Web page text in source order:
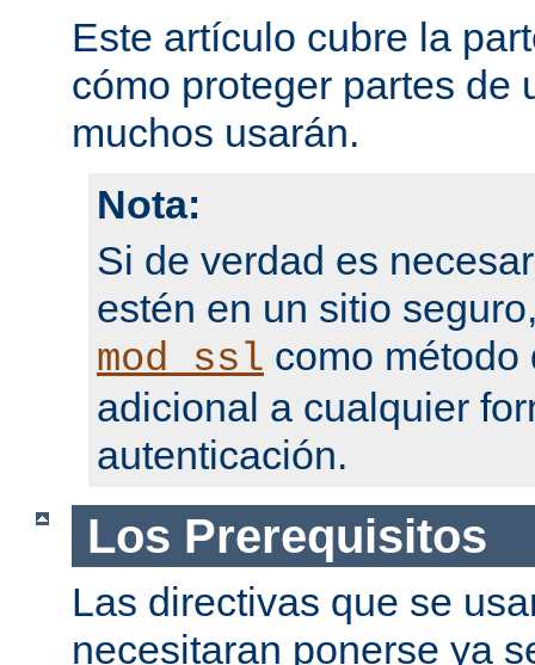
Este artículo cubre la
cómo proteger partes de
muchos usarán.
Nota:
Si de verdad es
estén en un sitio
mod_ssl como método
adicional a cualquier
autenticación.
Los Prerequisitos
Las directivas que se
necesitaran ponerse ya